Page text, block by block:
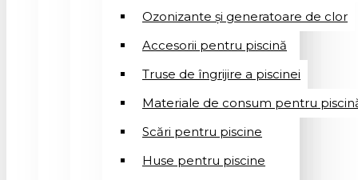
Ozonizante și generatoare de clor
Accesorii pentru piscină
Truse de îngrijire a piscinei
Materiale de consum pentru
Scări pentru piscine
Huse pentru piscine